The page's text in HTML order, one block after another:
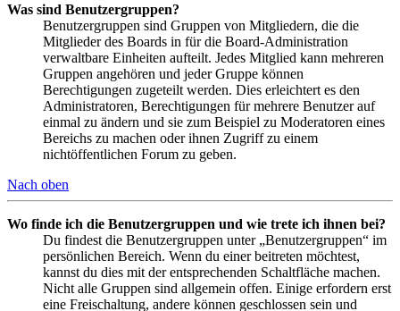
Was sind Benutzergruppen?
Benutzergruppen sind Gruppen von Mitgliedern, die die
Mitglieder des Boards in für die Board-Administration
verwaltbare Einheiten aufteilt. Jedes Mitglied kann mehreren
Gruppen angehören und jeder Gruppe können
Berechtigungen zugeteilt werden. Dies erleichtert es den
Administratoren, Berechtigungen für mehrere Benutzer auf
einmal zu ändern und sie zum Beispiel zu Moderatoren eines
Bereichs zu machen oder ihnen Zugriff zu einem
nichtöffentlichen Forum zu geben.
Nach oben
Wo finde ich die Benutzergruppen und wie trete ich ihnen bei?
Du findest die Benutzergruppen unter „Benutzergruppen“ im
persönlichen Bereich. Wenn du einer beitreten möchtest,
kannst du dies mit der entsprechenden Schaltfläche machen.
Nicht alle Gruppen sind allgemein offen. Einige erfordern erst
eine Freischaltung, andere können geschlossen sein und